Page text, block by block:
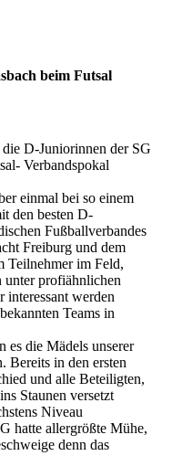
beim Futsal
D-Juniorinnen der SG
Verbandspokal
einmal bei so einem
den besten D-
Fußballverbandes
Freiburg und dem
Teilnehmer im Feld,
unter profiähnlichen
interessant werden
Teams in
es die Mädels unserer
Bereits in den ersten
und alle Beteiligten,
Staunen versetzt
Niveau
hatte allergrößte Mühe,
denn das